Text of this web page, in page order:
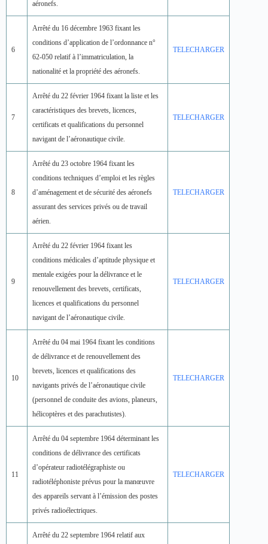
aéronefs.
6
Arrêté du 16 décembre 1963 fixant les
conditions d’application de l’ordonnance n°
62-050 relatif à l’immatriculation, la
nationalité et la propriété des aéronefs.
TELECHARGER
7
Arrêté du 22 février 1964 fixant la liste et les
caractéristiques des brevets, licences,
certificats et qualifications du personnel
navigant de l’aéronautique civile.
TELECHARGER
8
Arrêté du 23 octobre 1964 fixant les
conditions techniques d’emploi et les règles
d’aménagement et de sécurité des aéronefs
assurant des services privés ou de travail
aérien.
TELECHARGER
9
Arrêté du 22 février 1964 fixant les
conditions médicales d’aptitude physique et
mentale exigées pour la délivrance et le
renouvellement des brevets, certificats,
licences et qualifications du personnel
navigant de l’aéronautique civile.
TELECHARGER
10
Arrêté du 04 mai 1964 fixant les conditions
de délivrance et de renouvellement des
brevets, licences et qualifications des
navigants privés de l’aéronautique civile
(personnel de conduite des avions, planeurs,
hélicoptères et des parachutistes).
TELECHARGER
11
Arrêté du 04 septembre 1964 déterminant les
conditions de délivrance des certificats
d’opérateur radiotélégraphiste ou
radiotéléphoniste prévus pour la manœuvre
des appareils servant à l’émission des postes
privés radioélectriques.
TELECHARGER
Arrêté du 22 septembre 1964 relatif aux